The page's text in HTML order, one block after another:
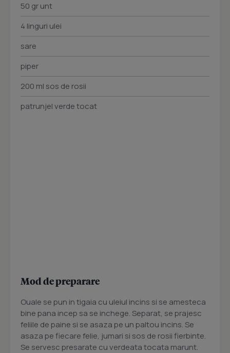
50 gr unt
4 linguri ulei
sare
piper
200 ml sos de rosii
patrunjel verde tocat
Mod de preparare
Ouale se pun in tigaia cu uleiul incins si se amesteca
bine pana incep sa se inchege. Separat, se prajesc
feliile de paine si se asaza pe un paltou incins. Se
asaza pe fiecare felie, jumari si sos de rosii fierbinte.
Se servesc presarate cu verdeata tocata marunt.